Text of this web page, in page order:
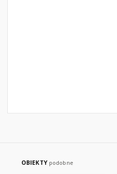
OBIEKTY podobne